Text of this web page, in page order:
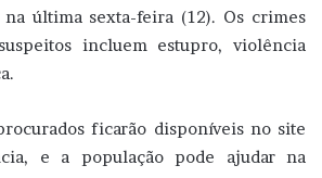
última sexta-feira (12). Os crimes
incluem estupro, violência
ficarão disponíveis no site
e a população pode ajudar na